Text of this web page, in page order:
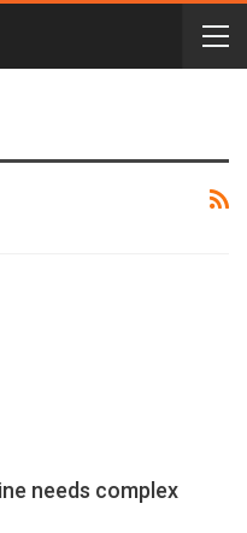
needs complex